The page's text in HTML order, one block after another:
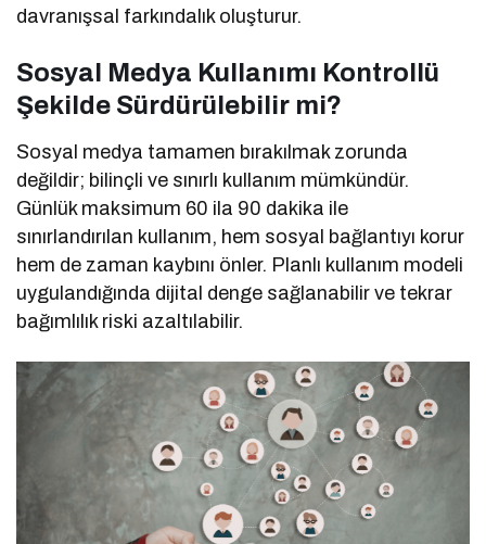
davranışsal farkındalık oluşturur.
Sosyal Medya Kullanımı Kontrollü
Şekilde Sürdürülebilir mi?
Sosyal medya tamamen bırakılmak zorunda
değildir; bilinçli ve sınırlı kullanım mümkündür.
Günlük maksimum 60 ila 90 dakika ile
sınırlandırılan kullanım, hem sosyal bağlantıyı korur
hem de zaman kaybını önler. Planlı kullanım modeli
uygulandığında dijital denge sağlanabilir ve tekrar
bağımlılık riski azaltılabilir.